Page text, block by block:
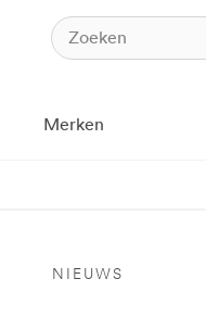
Merken
NIEUWS